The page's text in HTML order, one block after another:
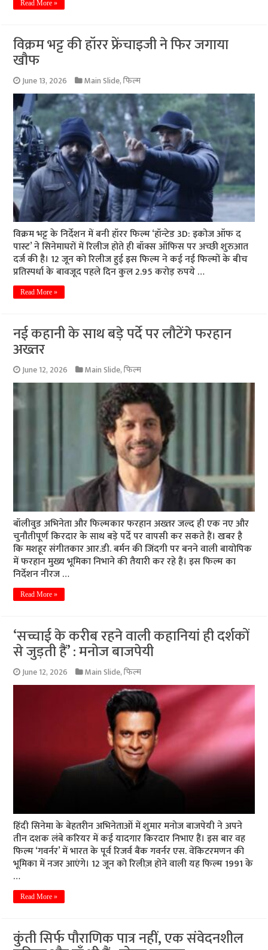
Read More »
विक्रम भट्ट की हॉरर फ्रेंचाइजी ने फिर जगाया
खौफ
June 13, 2026 Main Slide,फिल्म
विक्रम भट्ट के निर्देशन में बनी हॉरर फिल्म ‘हॉन्टेड 3D: इकोज ऑफ द
पास्ट’ ने सिनेमाघरों में रिलीज होते ही बॉक्स ऑफिस पर अच्छी शुरुआत
दर्ज की है। 12 जून को रिलीज हुई इस फिल्म ने कई नई फिल्मों के बीच
प्रतिस्पर्धा के बावजूद पहले दिन कुल 2.95 करोड़ रुपये …
Read More »
नई कहानी के साथ बड़े पर्दे पर लौटेंगे फरहान
अख्तर
June 12, 2026 Main Slide,फिल्म
बॉलीवुड अभिनेता और फिल्मकार फरहान अख्तर जल्द ही एक नए और
चुनौतीपूर्ण किरदार के साथ बड़े पर्दे पर वापसी कर सकते हैं। खबर है
कि मशहूर संगीतकार आर.डी. बर्मन की जिंदगी पर बनने वाली बायोपिक
में फरहान मुख्य भूमिका निभाने की तैयारी कर रहे हैं। इस फिल्म का
निर्देशन नीरज …
Read More »
‘सच्चाई के करीब रहने वाली कहानियां ही दर्शकों
से जुड़ती हैं’ : मनोज बाजपेयी
June 12, 2026 Main Slide,फिल्म
हिंदी सिनेमा के बेहतरीन अभिनेताओं में शुमार मनोज बाजपेयी ने अपने
तीन दशक लंबे करियर में कई यादगार किरदार निभाए हैं। इस बार वह
फिल्म ‘गवर्नर’ में भारत के पूर्व रिजर्व बैंक गवर्नर एस. वेंकिटरमणन की
भूमिका में नजर आएंगे। 12 जून को रिलीज़ होने वाली यह फिल्म 1991 के
…
Read More »
कुंती सिर्फ पौराणिक पात्र नहीं, एक संवेदनशील